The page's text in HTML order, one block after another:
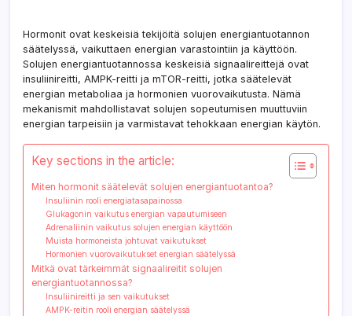
Hormonit ovat keskeisiä tekijöitä solujen energiantuotannon
säätelyssä, vaikuttaen energian varastointiin ja käyttöön.
Solujen energiantuotannossa keskeisiä signaalireittejä ovat
insuliinireitti, AMPK-reitti ja mTOR-reitti, jotka säätelevät
energian metaboliaa ja hormonien vuorovaikutusta. Nämä
mekanismit mahdollistavat solujen sopeutumisen muuttuviin
energian tarpeisiin ja varmistavat tehokkaan energian käytön.
Key sections in the article:
Miten hormonit säätelevät solujen energiantuotantoa?
Insuliinin rooli energiatasapainossa
Glukagonin vaikutus energian vapautumiseen
Adrenaliinin vaikutus solujen energian käyttöön
Muista hormoneista johtuvat vaikutukset
Hormonien vuorovaikutukset energian säätelyssä
Mitkä ovat tärkeimmät signaalireitit solujen
energiantuotannossa?
Insuliinireitti ja sen vaikutukset
AMPK-reitin rooli energian säätelyssä